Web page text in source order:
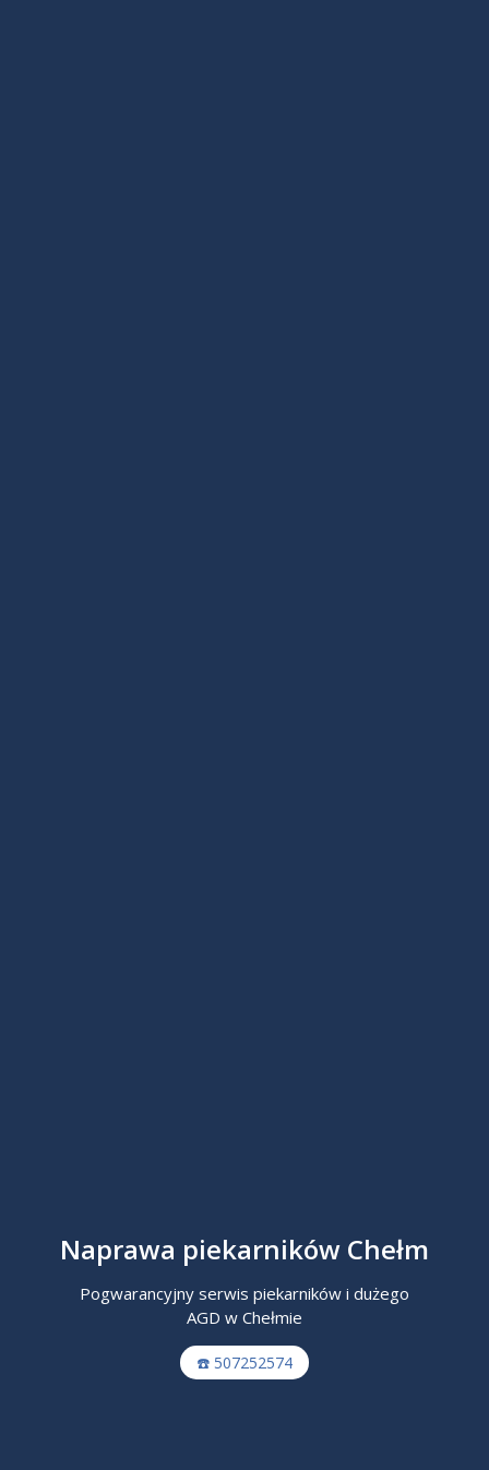
Naprawa piekarników Chełm
Pogwarancyjny serwis piekarników i dużego
AGD w Chełmie
☎️ 507252574